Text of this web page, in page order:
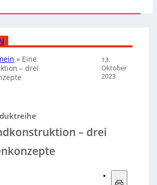
» Eine
– drei
13.
Oktober
2023
– drei